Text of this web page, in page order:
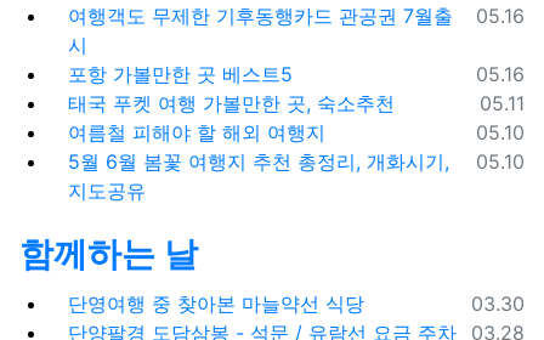
등록일
05.16
여행객도 무제한 기후동행카드 관공권 7월출
시
등록일
05.16
포항 가볼만한 곳 베스트5
등록일
05.11
태국 푸켓 여행 가볼만한 곳, 숙소추천
등록일
05.10
여름철 피해야 할 해외 여행지
등록일
05.10
5월 6월 봄꽃 여행지 추천 총정리, 개화시기,
지도공유
함께하는 날
등록일
03.30
단영여행 중 찾아본 마늘약선 식당
등록일
03.28
단양팔경 도담삼봉 - 석문 / 유람선 요금 주차